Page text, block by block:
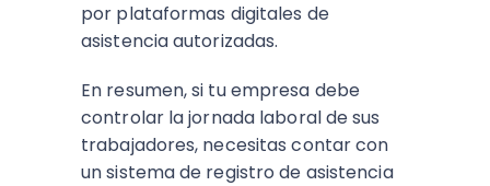
por plataformas digitales de
asistencia autorizadas.
En resumen, si tu empresa debe
controlar la jornada laboral de sus
trabajadores, necesitas contar con
un sistema de registro de asistencia